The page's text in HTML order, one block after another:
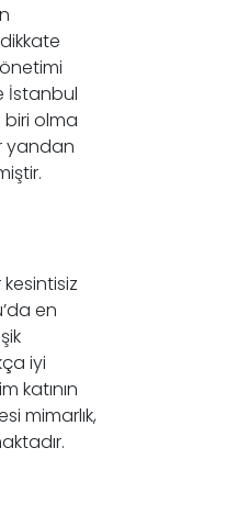
İstanbul
biri olma
yandan
en
iyi
katının
mimarlık,